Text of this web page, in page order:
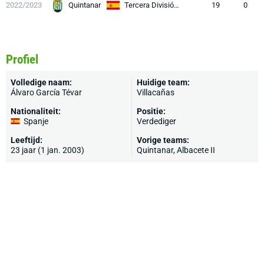
2022/2023 Quintanar Tercera División RFEF 19 0
Profiel
Volledige naam:
Álvaro García Tévar
Nationaliteit:
Spanje
Leeftijd:
23 jaar (1 jan. 2003)
Huidige team:
Villacañas
Positie:
Verdediger
Vorige teams:
Quintanar, Albacete II